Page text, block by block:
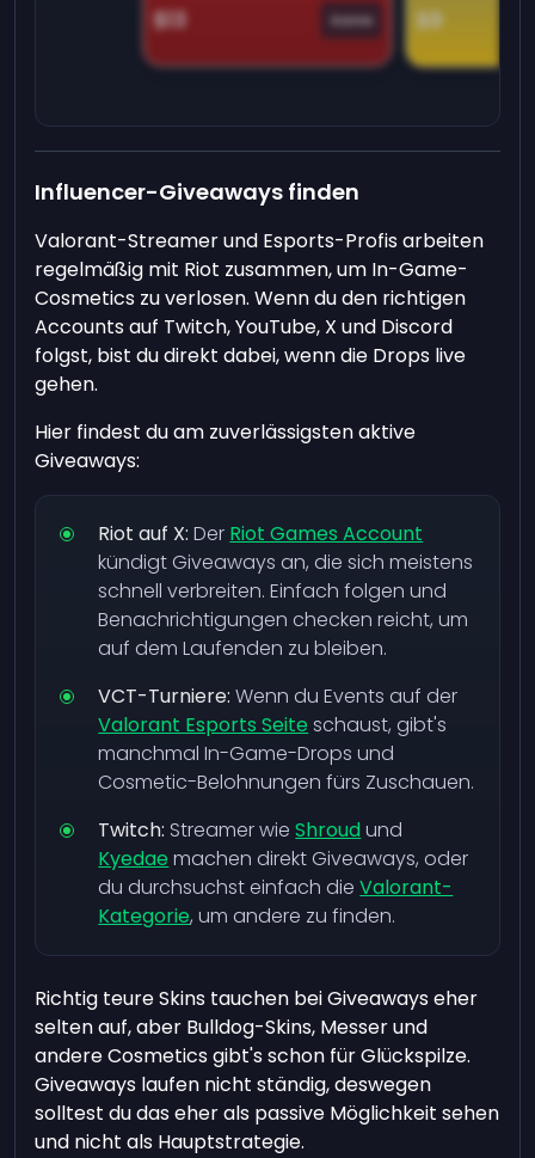
$13 Game $9
Influencer-Giveaways finden
Valorant-Streamer und Esports-Profis arbeiten
regelmäßig mit Riot zusammen, um In-Game-
Cosmetics zu verlosen. Wenn du den richtigen
Accounts auf Twitch, YouTube, X und Discord
folgst, bist du direkt dabei, wenn die Drops live
gehen.
Hier findest du am zuverlässigsten aktive
Giveaways:
Riot auf X: Der Riot Games Account
kündigt Giveaways an, die sich meistens
schnell verbreiten. Einfach folgen und
Benachrichtigungen checken reicht, um
auf dem Laufenden zu bleiben.
VCT-Turniere: Wenn du Events auf der
Valorant Esports Seite schaust, gibt's
manchmal In-Game-Drops und
Cosmetic-Belohnungen fürs Zuschauen.
Twitch: Streamer wieShroudund
Kyedae machen direkt Giveaways, oder
du durchsuchst einfach dieValorant-
Kategorie, um andere zu finden.
Richtig teure Skins tauchen bei Giveaways eher
selten auf, aber Bulldog-Skins, Messer und
andere Cosmetics gibt's schon für Glückspilze.
Giveaways laufen nicht ständig, deswegen
solltest du das eher als passive Möglichkeit sehen
und nicht als Hauptstrategie.